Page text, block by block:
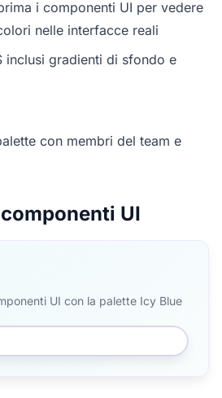
i componenti UI per vedere
nelle interfacce reali
inclusi gradienti di sfondo e
con membri del team e
UI
UI con la palette Icy Blue